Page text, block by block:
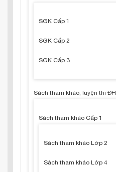
SGK Cấp 1
SGK Cấp 2
SGK Cấp 3
Sách tham khảo, luyện thi ĐH
Sách tham khảo Cấp 1
Sách tham khảo Lớp 2
Sách tham khảo Lớp 4